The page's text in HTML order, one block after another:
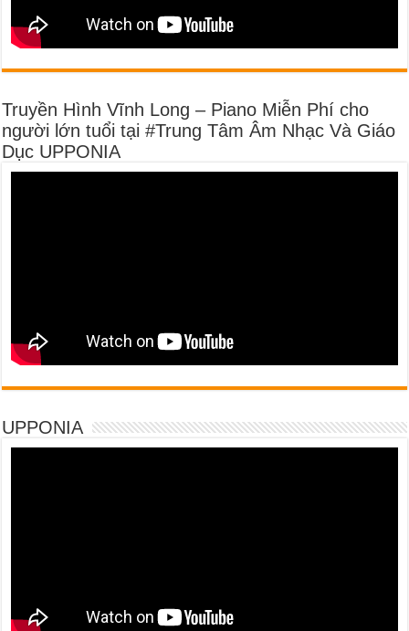
Truyền Hình Vĩnh Long – Piano Miễn Phí cho
người lớn tuổi tại #Trung Tâm Âm Nhạc Và Giáo
Dục UPPONIA
UPPONIA